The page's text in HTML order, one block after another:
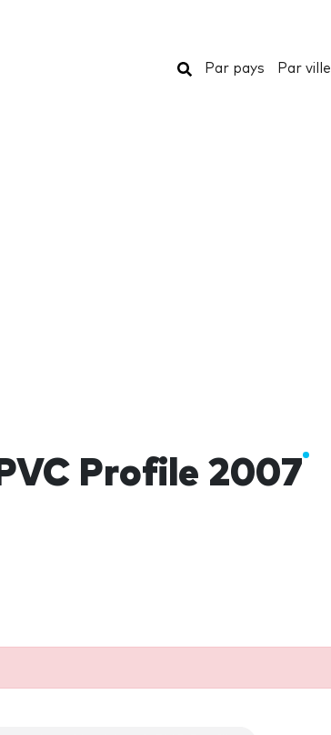
Rechercher
Par pays Par ville
Profile 2007